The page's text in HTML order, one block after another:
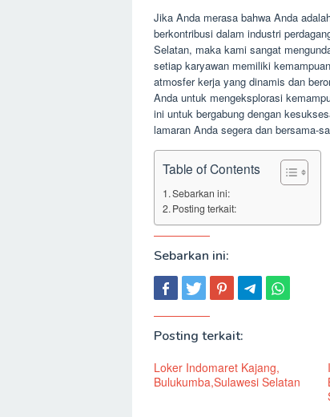
Jika Anda merasa bahwa Anda
berkontribusi dalam industri
Selatan, maka kami sangat
setiap karyawan memiliki
atmosfer kerja yang dinamis dan
Anda untuk mengeksplorasi
ini untuk bergabung dengan
lamaran Anda segera dan bersama-
Table of Contents
Sebarkan ini:
Posting terkait:
Sebarkan ini:
Posting terkait:
Loker Indomaret Kajang,
Bulukumba,Sulawesi Selatan